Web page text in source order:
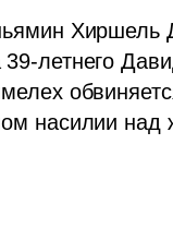
Хиршель
летнего
насилии